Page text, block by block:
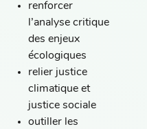
renforcer
l’analyse critique
des enjeux
écologiques
relier justice
climatique et
justice sociale
outiller les